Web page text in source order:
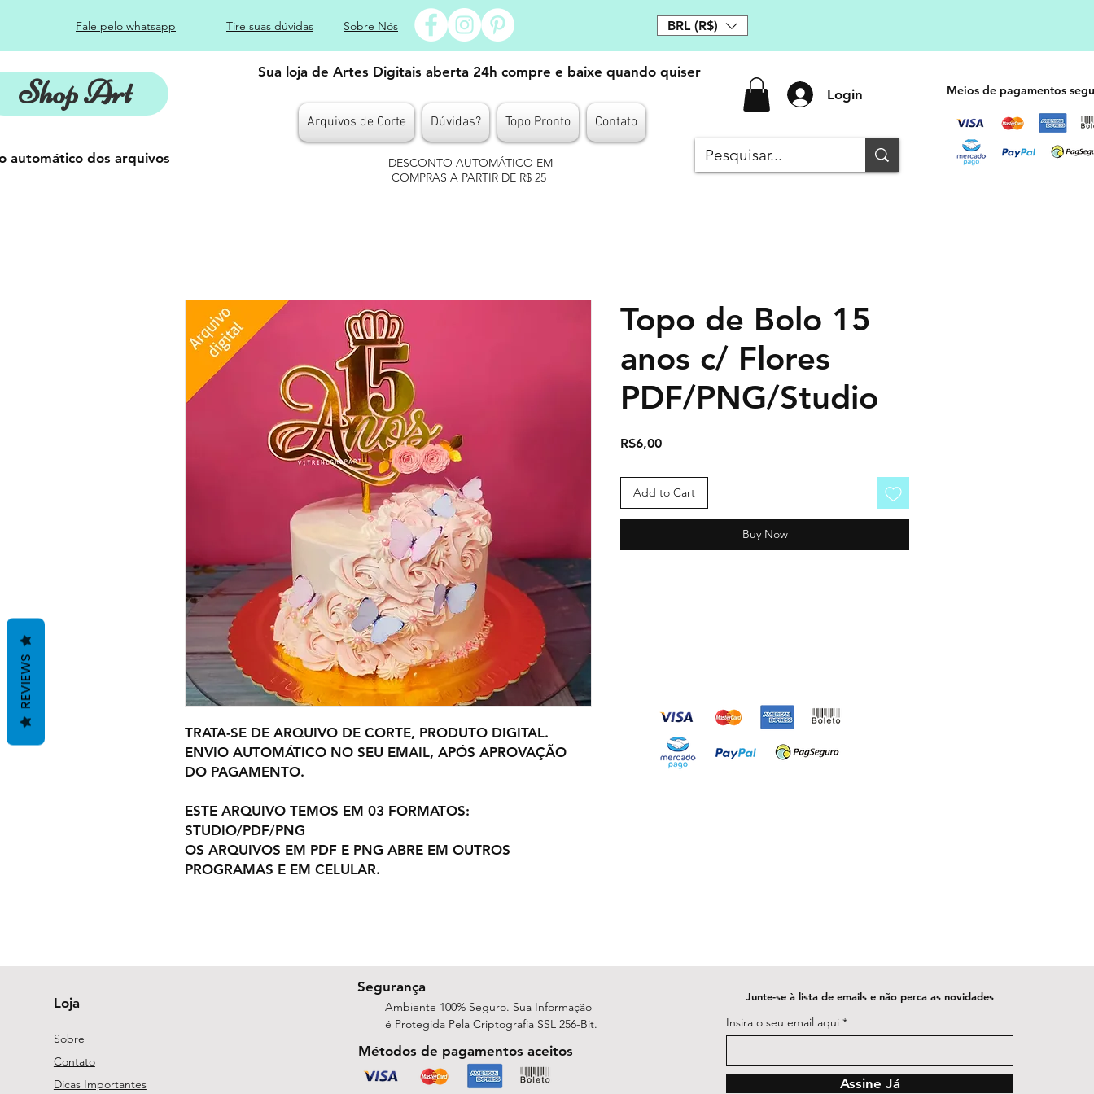
Fale pelo whatsapp Tire suas dúvidas Sobre Nós BRL (R$)
Shop Art
Sua loja de Artes Digitais aberta 24h compre e baixe quando quiser
Arquivos de Corte Dúvidas? Topo Pronto Contato
Login
automático dos arquivos
DESCONTO AUTOMÁTICO EM
COMPRAS A PARTIR DE R$ 25
Meios de pagamentos
TRATA-SE DE ARQUIVO DE CORTE, PRODUTO DIGITAL.
ENVIO AUTOMÁTICO NO SEU EMAIL, APÓS APROVAÇÃO
DO PAGAMENTO.
ESTE ARQUIVO TEMOS EM 03 FORMATOS:
STUDIO/PDF/PNG
OS ARQUIVOS EM PDF E PNG ABRE EM OUTROS
PROGRAMAS E EM CELULAR.
Topo de Bolo 15
anos c/ Flores
PDF/PNG/Studio
R$6,00Price
Add to Cart
Buy Now
Loja
Sobre
Contato
Dicas Importantes
Segurança
Ambiente 100% Seguro. Sua Informação
é Protegida Pela Criptografia SSL 256-Bit.
Métodos de pagamentos aceitos
Junte-se à lista de emails e não perca as novidades
Insira o seu email aqui
Assine Já
REVIEWS